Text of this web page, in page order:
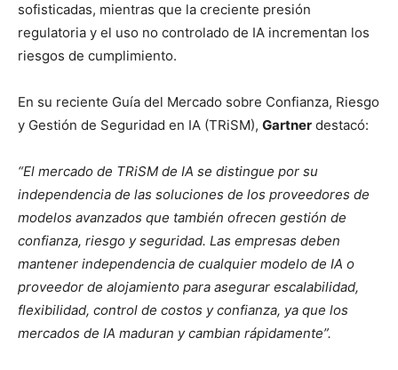
sofisticadas, mientras que la creciente presión
regulatoria y el uso no controlado de IA incrementan los
riesgos de cumplimiento.
En su reciente Guía del Mercado sobre Confianza, Riesgo
y Gestión de Seguridad en IA (TRiSM), Gartner destacó:
“El mercado de TRiSM de IA se distingue por su
independencia de las soluciones de los proveedores de
modelos avanzados que también ofrecen gestión de
confianza, riesgo y seguridad. Las empresas deben
mantener independencia de cualquier modelo de IA o
proveedor de alojamiento para asegurar escalabilidad,
flexibilidad, control de costos y confianza, ya que los
mercados de IA maduran y cambian rápidamente”.